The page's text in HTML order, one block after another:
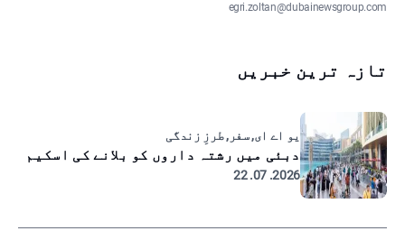
egri.zoltan@dubainewsgroup.com
تازہ ترین خبریں
یو اے ای, سفر, طرزِ زندگی
دبئی میں رشتہ داروں کو بلانے کی اسکیم
2026. 07. 22